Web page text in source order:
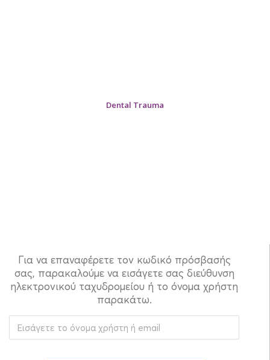
Dental Trauma
Για να επαναφέρετε τον κωδικό πρόσβασής
σας, παρακαλούμε να εισάγετε σας διεύθυνση
ηλεκτρονικού ταχυδρομείου ή το όνομα χρήστη
παρακάτω.